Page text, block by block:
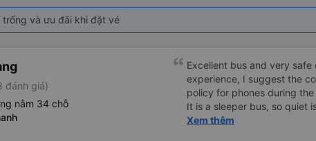
trống và ưu đãi khi đặt vé
đánh giá)
nằm 34 chỗ
Excellent bus and very
experience, I suggest the
policy for phones during
It is a sleeper bus, so quiet
Wi-Fi password clearly
Xem thêm